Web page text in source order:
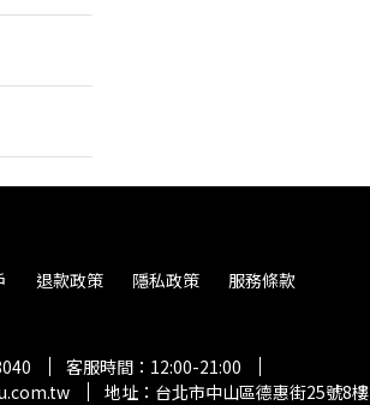
退款政策 隱私政策 服務條款
客服時間：12:00-21:00
地址：台北市中山區德惠街25號8樓